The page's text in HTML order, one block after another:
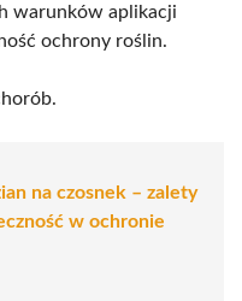
warunków aplikacji
ochrony roślin.
na czosnek – zalety
w ochronie